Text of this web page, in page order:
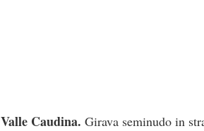
Valle Caudina. Girava seminudo in